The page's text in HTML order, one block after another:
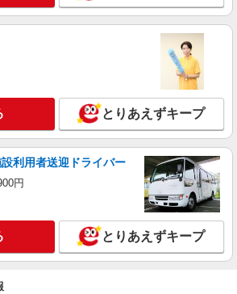
とりあえずキープ
利用者送迎ドライバー
円
とりあえずキープ